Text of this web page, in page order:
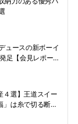
ュースの新ボーイ
足【会見レポー
４選】王道スイー
」は糸で切る断面